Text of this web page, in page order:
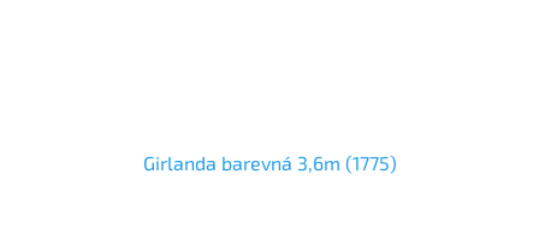
Girlanda barevná 3,6m (1775)